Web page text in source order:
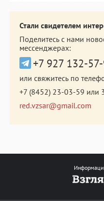
Стали свидетелем
Поделитесь с нами
мессенджерах:
+7 927 132-
или свяжитесь по
+7 (8452) 23-03-59 или
red.vzsar@gmail.com